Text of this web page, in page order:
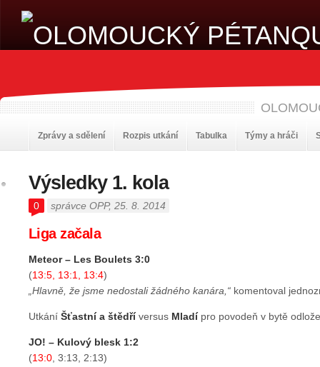
Zprávy a sdělení Rozpis utkání Tabulka Týmy a hráči
Výsledky 1. kola
0 správce OPP, 25. 8. 2014
Liga začala
Meteor – Les Boulets 3:0
(13:5, 13:1, 13:4)
„Hlavně, že jsme nedostali žádného kanára,“ komentoval
Utkání Šťastní a štědříversus Mladípro povodeň v bytě
JO! – Kulový blesk 1:2
(13:0 , 3:13, 2:13)